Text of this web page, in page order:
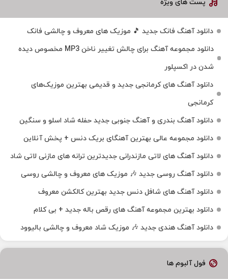
پست های ویژه
دانلود آهنگ فانک جدید 🎵 موزیک‌ های معروف و چالشی فانک
دانلود مجموعه آهنگ برای چالش تغییر ناخن MP3 مخصوص دیده
شدن در اکسپلور
دانلود آهنگ‌ های کرمانجی جدید و قدیمی بهترین موزیک‌های
کرمانجی
دانلود آهنگ بندری و آهنگ جنوبی جدید حفله شاد اسلو و سنگین
دانلود مجموعه عالی بهترین آهنگای بریک دنس + پخش آنلاین
دانلود آهنگ‌ های لاتی مازندرانی جدیدترین ترانه های مازنی لاتی شاد
دانلود آهنگ روسی جدید 🎶 موزیک‌ های معروف و چالشی روسی
دانلود آهنگ های شافل دنس جدید بهترین کالکشن معروف
دانلود بهترین مجموعه آهنگ های رقص باله جدید + بی کلام
دانلود آهنگ هندی جدید 🎶 موزیک شاد معروف و چالشی بالیوود
فول آلبوم ها